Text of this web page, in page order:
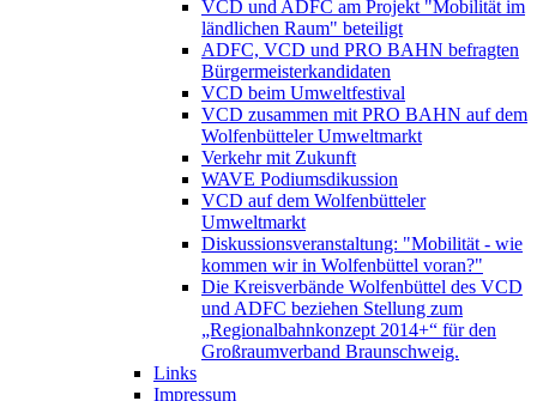
VCD und ADFC am Projekt "Mobilität im
ländlichen Raum" beteiligt
ADFC, VCD und PRO BAHN befragten
Bürgermeisterkandidaten
VCD beim Umweltfestival
VCD zusammen mit PRO BAHN auf dem
Wolfenbütteler Umweltmarkt
Verkehr mit Zukunft
WAVE Podiumsdikussion
VCD auf dem Wolfenbütteler
Umweltmarkt
Diskussionsveranstaltung: "Mobilität - wie
kommen wir in Wolfenbüttel voran?"
Die Kreisverbände Wolfenbüttel des VCD
und ADFC beziehen Stellung zum
„Regionalbahnkonzept 2014+“ für den
Großraumverband Braunschweig.
Links
Impressum